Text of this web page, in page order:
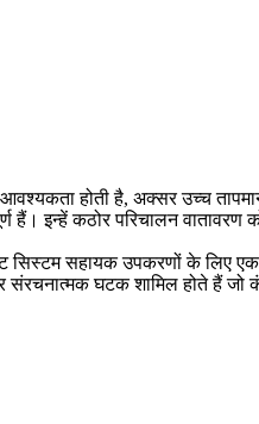
होती है, अक्सर उच्च
इन्हें कठोर परिचालन
सहायक उपकरणों के लिए एक
घटक शामिल होते हैं जो